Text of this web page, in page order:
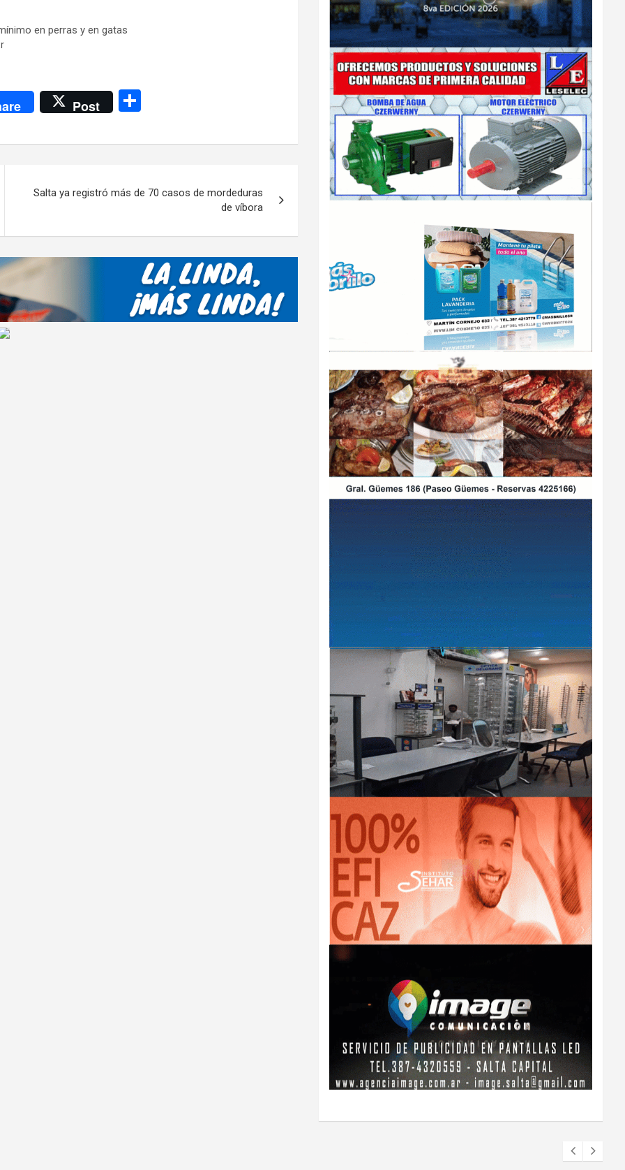
en perras y en gatas
Post
m
ar
Salta ya registró más de 70 casos de mordeduras
de víbora